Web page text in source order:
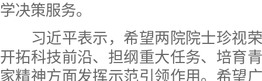
学决策服务。
习近平表示，希望两院院士珍视荣
开拓科技前沿、担纲重大任务、培育
家精神方面发挥示范引领作用。希望